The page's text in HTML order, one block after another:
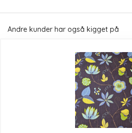
Andre kunder har også kigget på